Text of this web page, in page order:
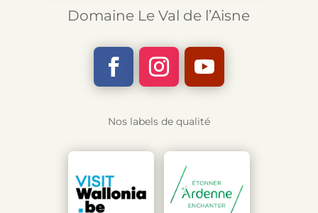
Domaine Le Val de l’Aisne
Nos labels de qualité